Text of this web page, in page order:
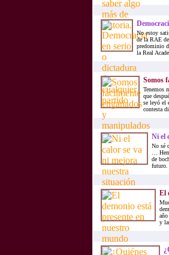
No estoy
de la RAE
predominio
la Real
Somos
Tenemos
que
se leyó el
contesta
Ni el
No sé
…
de
futuro.
El
y